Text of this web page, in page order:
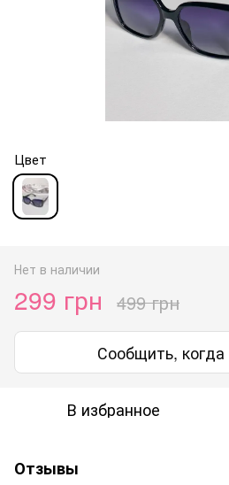
Цвет
Нет в наличии
299 грн 499 грн
Сообщить, когда
В избранное
Отзывы